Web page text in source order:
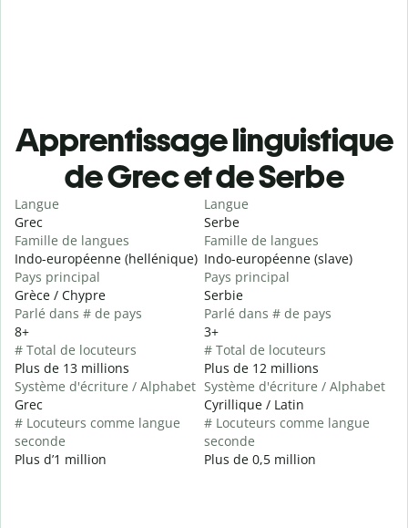
Apprentissage linguistique
de Grec et de Serbe
Langue
Grec
Famille de langues
Indo-européenne (hellénique)
Pays principal
Grèce / Chypre
Parlé dans # de pays
8+
# Total de locuteurs
Plus de 13 millions
Système d'écriture / Alphabet
Grec
# Locuteurs comme langue
seconde
Plus d’1 million
Langue
Serbe
Famille de langues
Indo-européenne (slave)
Pays principal
Serbie
Parlé dans # de pays
3+
# Total de locuteurs
Plus de 12 millions
Système d'écriture / Alphabet
Cyrillique / Latin
# Locuteurs comme langue
seconde
Plus de 0,5 million